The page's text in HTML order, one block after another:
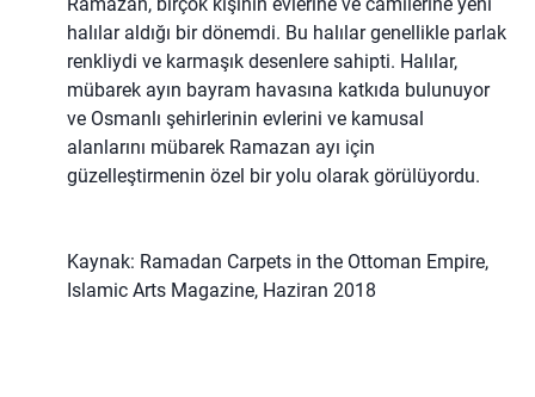
halılar aldığı bir dönemdi. Bu halılar genellikle parlak
renkliydi ve karmaşık desenlere sahipti. Halılar,
mübarek ayın bayram havasına katkıda bulunuyor
ve Osmanlı şehirlerinin evlerini ve kamusal
alanlarını mübarek Ramazan ayı için
güzelleştirmenin özel bir yolu olarak görülüyordu.
Kaynak: Ramadan Carpets in the Ottoman Empire,
Islamic Arts Magazine, Haziran 2018